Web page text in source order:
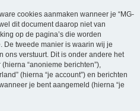
cookies aanmaken wanneer je “MG-
dit document daarop niet van
op de pagina’s die worden
De tweede manier is waarin wij je
ons verstuurt. Dit is onder andere het
“anonieme berichten”),
(hierna “je account”) en berichten
je bent aangemeld (hierna “je